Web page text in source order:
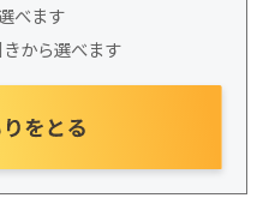
べます
から選べます